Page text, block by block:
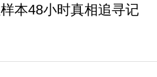
本48小时真相追寻记